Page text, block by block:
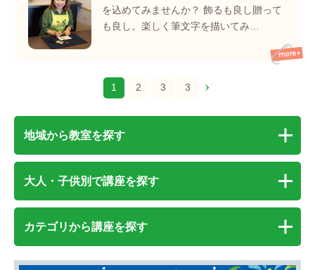
を込めてみませんか？ 飾るも良し贈って
も良し。楽しく筆文字を描いてみ…
1 2 3 3
地域から教室を探す
大人・子供別で講座を探す
カテゴリから講座を探す